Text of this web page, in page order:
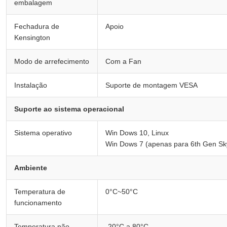
embalagem
Fechadura de
Kensington
Apoio
Modo de arrefecimento Com a Fan
Instalação Suporte de montagem VESA
Suporte ao sistema operacional
Sistema operativo
Win Dows 10, Linux
Win Dows 7 (apenas para 6th Gen
Ambiente
Temperatura de
funcionamento
0°C~50°C